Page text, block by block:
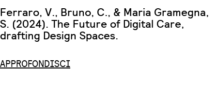
Ferraro, V., Bruno, C., & Maria Gramegna,
S. (2024). The Future of Digital Care,
drafting Design Spaces.
APPROFONDISCI